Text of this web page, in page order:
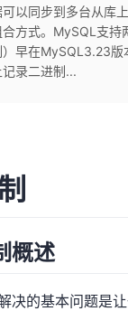
可以同步到多台从库
合方式。MySQL支持
）早在MySQL3.23版
记录二进制...
概述
决的基本问题是